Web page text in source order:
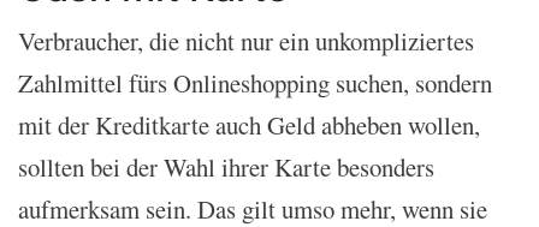
Verbraucher, die nicht nur ein unkompliziertes
Zahlmittel fürs Onlineshopping suchen, sondern
mit der Kreditkarte auch Geld abheben wollen,
sollten bei der Wahl ihrer Karte besonders
aufmerksam sein. Das gilt umso mehr, wenn sie